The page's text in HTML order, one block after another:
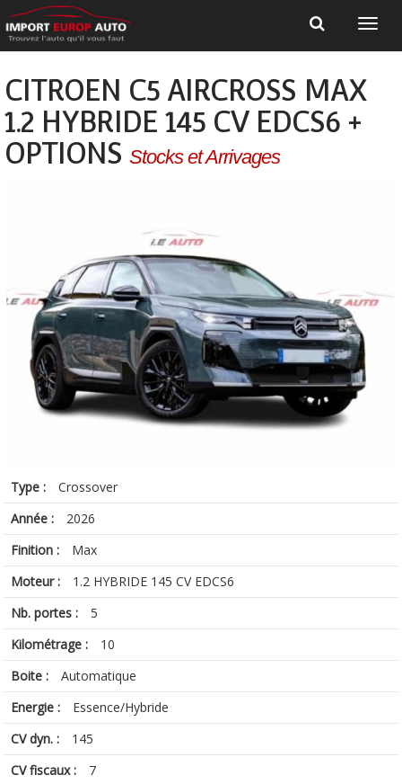
CITROEN C5 AIRCROSS MAX
1.2 HYBRIDE 145 CV EDCS6 +
OPTIONS Stocks et Arrivages
Type :
Crossover
Année :
2026
Finition :
Max
Moteur :
1.2 HYBRIDE 145 CV EDCS6
Nb. portes :
5
Kilométrage :
10
Boite :
Automatique
Energie :
Essence/Hybride
CV dyn. :
145
CV fiscaux :
7